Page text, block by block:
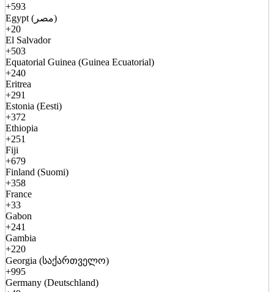
+593
Egypt (مصر)
+20
El Salvador
+503
Equatorial Guinea (Guinea Ecuatorial)
+240
Eritrea
+291
Estonia (Eesti)
+372
Ethiopia
+251
Fiji
+679
Finland (Suomi)
+358
France
+33
Gabon
+241
Gambia
+220
Georgia (საქართველო)
+995
Germany (Deutschland)